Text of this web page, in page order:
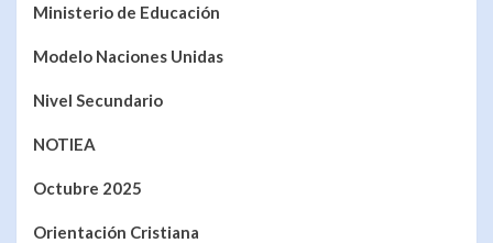
Ministerio de Educación
Modelo Naciones Unidas
Nivel Secundario
NOTIEA
Octubre 2025
Orientación Cristiana